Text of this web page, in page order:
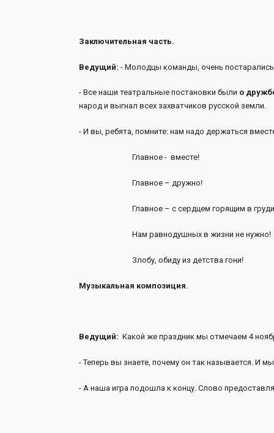
Заключительная часть.
Ведущий: - Молодцы команды, очень
- Все наши театральные постановки были о
народ и выгнал всех захватчиков русской земли.
- И вы, ребята, помните: нам надо держаться
Главное - вместе!
Главное – дружно!
Главное – с сердцем горящим в
Нам равнодушных в жизни не нужно!
Злобу, обиду из детства гони!
Музыкальная композиция.
Ведущий: Какой же праздник мы отмечаем 4
- Теперь вы знаете, почему он так называется. И
- А наша игра подошла к концу. Слово